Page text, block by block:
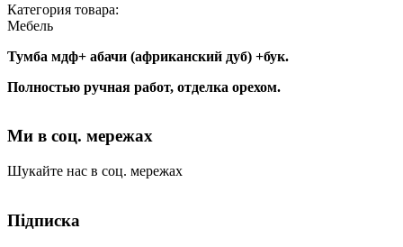
Категория товара:
Мебель
Тумба мдф+ абачи (африканский дуб) +бук.
Полностью ручная работ, отделка орехом.
Ми в соц. мережах
Шукайте нас в соц. мережах
Підписка